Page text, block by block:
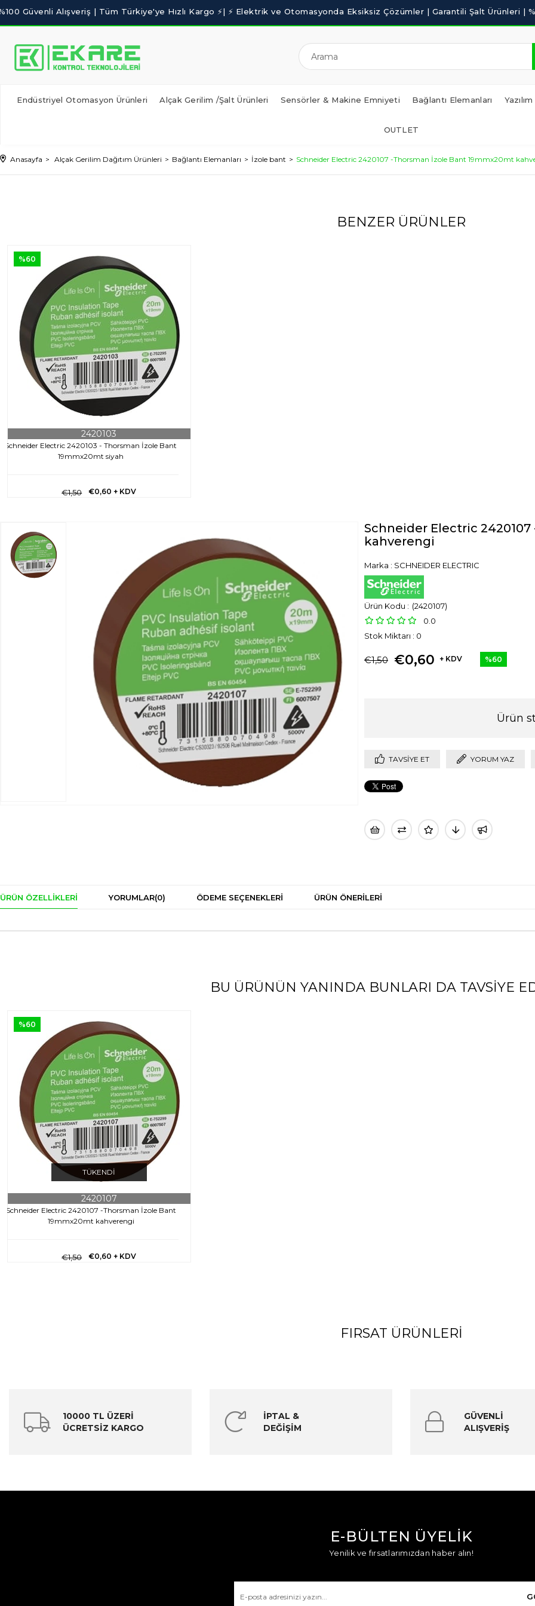
Endüstriyel Otomasyon Ürünleri Alçak Gerilim /Şalt Ürünleri Sensörler & Makine Emniyeti Bağlantı Elemanları
OUTLET
Anasayfa Alçak Gerilim Dağıtım Ürünleri Bağlantı Elemanları İzole bant Schneider Electric 2420107 -Thorsman İzole Bant 19mmx20mt
BENZER ÜRÜNLER
Schneider Electric 2420103 - Thorsman İzole Bant
19mmx20mt siyah
2420103
€0,60+ KDV
€1,50
%60
Schneider Electric
kahverengi
Marka : SCHNEIDER ELECTRIC
(2420107)
0.0
Stok Miktarı : 0
€1,50 €0,60 + KDV %60
Ürün
TAVSIYE ET YORUM YAZ
ÜRÜN ÖZELLIKLERI YORUMLAR(0) ÖDEME SEÇENEKLERI ÜRÜN ÖNERILERI
BU ÜRÜNÜN YANINDA BUNLARI DA TAVSIYE
TÜKENDI
Schneider Electric 2420107 -Thorsman İzole Bant
19mmx20mt kahverengi
2420107
€0,60+ KDV
€1,50
%60
FIRSAT ÜRÜNLERI
10000 TL ÜZERİ
ÜCRETSİZ KARGO
İPTAL &
DEĞİŞİM
GÜVENLİ
ALIŞVERİŞ
E-BÜLTEN ÜYELİK
Yenilik ve fırsatlarımızdan haber alın!